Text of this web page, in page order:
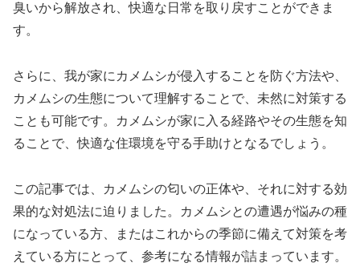
臭いから解放され、快適な日常を取り戻すことができま
す。
さらに、我が家にカメムシが侵入することを防ぐ方法や、
カメムシの生態について理解することで、未然に対策する
ことも可能です。カメムシが家に入る経路やその生態を知
ることで、快適な住環境を守る手助けとなるでしょう。
この記事では、カメムシの匂いの正体や、それに対する効
果的な対処法に迫りました。カメムシとの遭遇が悩みの種
になっている方、またはこれからの季節に備えて対策を考
えている方にとって、参考になる情報が詰まっています。